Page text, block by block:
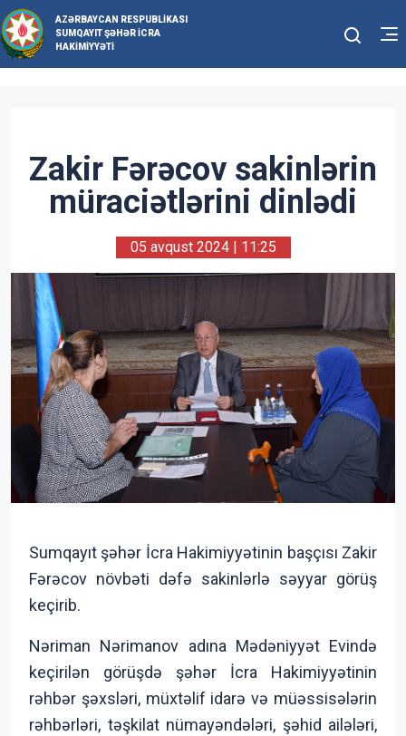
AZƏRBAYCAN RESPUBLIKASI
SUMQAYIT ŞƏHƏR İCRA
HAKIMIYYƏTI
Zakir Fərəcov sakinlərin
müraciətlərini dinlədi
05 avqust 2024 | 11:25
Sumqayıt şəhər İcra Hakimiyyətinin başçısı Zakir
Fərəcov növbəti dəfə sakinlərlə səyyar görüş
keçirib.
Nəriman Nərimanov adına Mədəniyyət Evində
keçirilən görüşdə şəhər İcra Hakimiyyətinin
rəhbər şəxsləri, müxtəlif idarə və müəssisələrin
rəhbərləri, təşkilat nümayəndələri, şəhid ailələri,